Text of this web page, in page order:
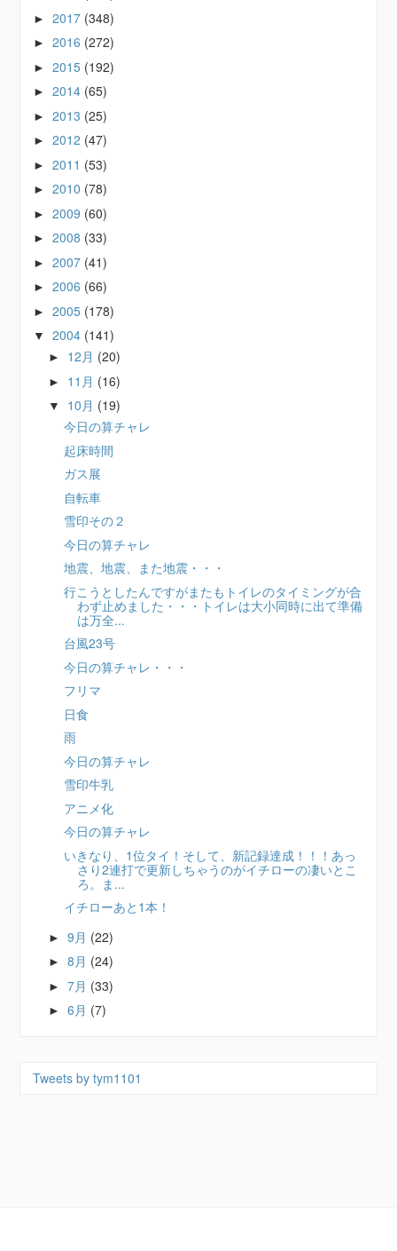
►2017 (348)
►2016 (272)
►2015 (192)
►2014 (65)
►2013 (25)
►2012 (47)
►2011 (53)
►2010 (78)
►2009 (60)
►2008 (33)
►2007 (41)
►2006 (66)
►2005 (178)
▼2004 (141)
► 12月 (20)
► 11月 (16)
▼ 10月 (19)
今日の算チャレ
起床時間
ガス展
自転車
雪印その２
今日の算チャレ
地震、地震、また地震・・・
行こうとしたんですがまたもトイレのタイミングが合
わず止めました・・・トイレは大小同時に出て準備
は万全...
台風23号
今日の算チャレ・・・
フリマ
日食
雨
今日の算チャレ
雪印牛乳
アニメ化
今日の算チャレ
いきなり、1位タイ！そして、新記録達成！！！あっ
さり2連打で更新しちゃうのがイチローの凄いとこ
ろ。ま...
イチローあと1本！
►9月 (22)
►8月 (24)
►7月 (33)
►6月 (7)
Tweets by tym1101